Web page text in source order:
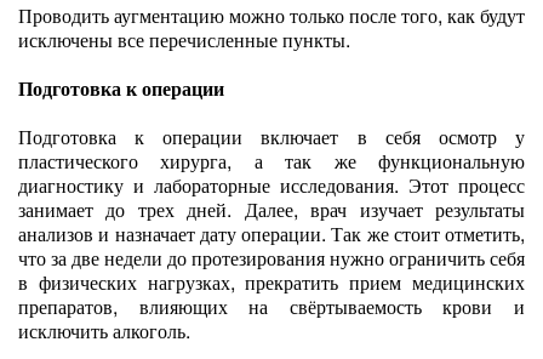
Проводить аугментацию можно только после того, как будут
исключены все перечисленные пункты.
Подготовка к операции
Подготовка к операции включает в себя осмотр у
пластического хирурга, а так же функциональную
диагностику и лабораторные исследования. Этот процесс
занимает до трех дней. Далее, врач изучает результаты
анализов и назначает дату операции. Так же стоит отметить,
что за две недели до протезирования нужно ограничить себя
в физических нагрузках, прекратить прием медицинских
препаратов, влияющих на свёртываемость крови и
исключить алкоголь.